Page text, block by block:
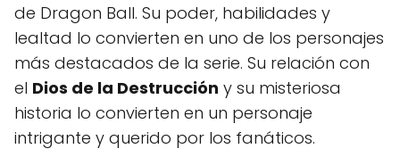
de Dragon Ball. Su poder, habilidades y
lealtad lo convierten en uno de los personajes
más destacados de la serie. Su relación con
el Dios de la Destrucción y su misteriosa
historia lo convierten en un personaje
intrigante y querido por los fanáticos.